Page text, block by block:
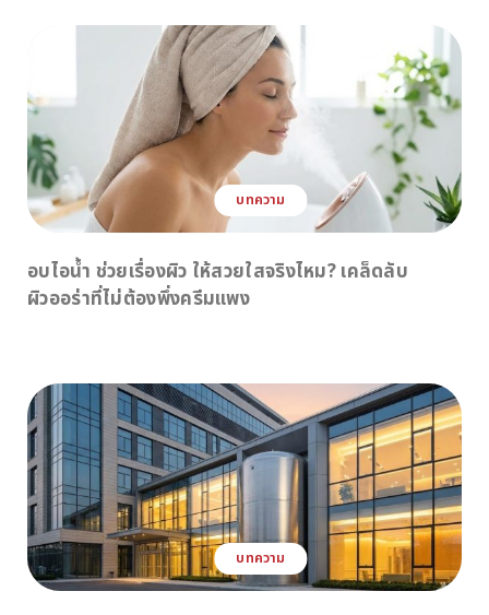
บทความ
อบไอน้ำ ช่วยเรื่องผิว ให้สวยใสจริงไหม? เคล็ดลับ
ผิวออร่าที่ไม่ต้องพึ่งครีมแพง
บทความ